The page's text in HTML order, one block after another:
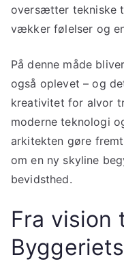
oversætter tekniske
vækker følelser og
På denne måde
også oplevet – og
kreativitet for alvor
moderne teknologi
arkitekten gøre
om en ny skyline
bevidsthed.
Fra vision